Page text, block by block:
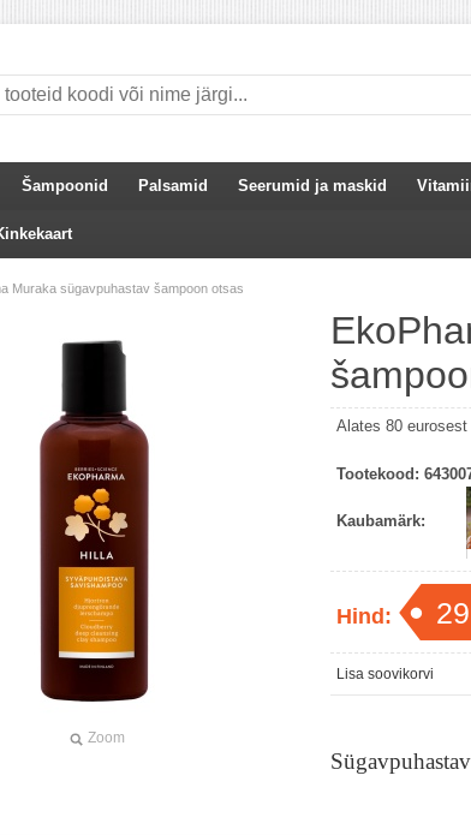
Šampoonid Palsamid Seerumid ja maskid
Muraka sügavpuhastav šampoon otsas
Zoom
Alates 80
Tootekood:
Kaubamärk:
Hind:
Lisa soovikorvi